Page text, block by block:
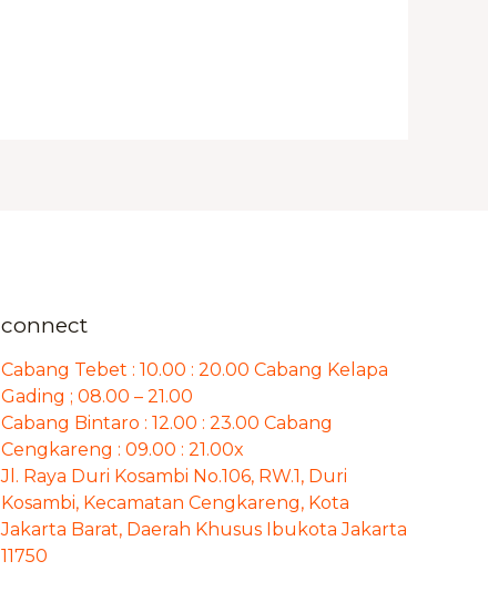
connect
Cabang Tebet : 10.00 : 20.00 Cabang Kelapa
Gading ; 08.00 – 21.00
Cabang Bintaro : 12.00 : 23.00 Cabang
Cengkareng : 09.00 : 21.00x
Jl. Raya Duri Kosambi No.106, RW.1, Duri
Kosambi, Kecamatan Cengkareng, Kota
Jakarta Barat, Daerah Khusus Ibukota Jakarta
11750